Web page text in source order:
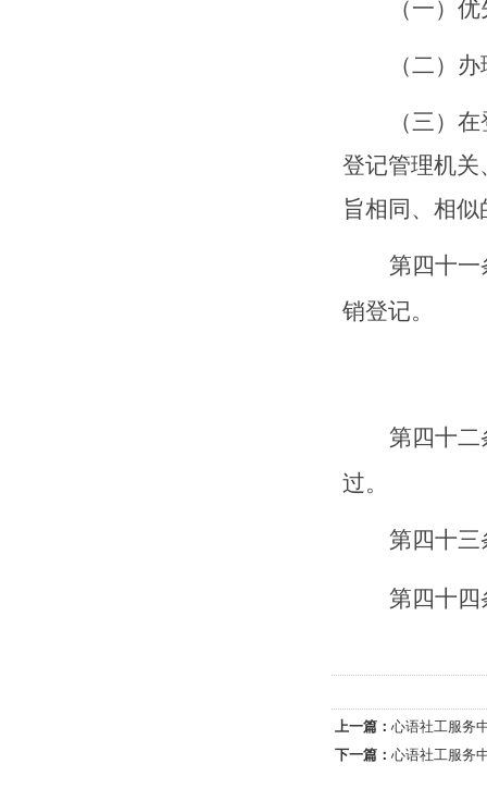
（一）
（二）
（三）
登记管理机关
旨相同、相
第四十一
销登记。
第四十二
过。
第四十三
第四十四
上一篇： 心语社工服务
下一篇： 心语社工服务